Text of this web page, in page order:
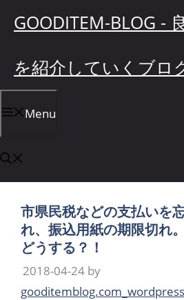
ツ
へ
ス
キ
GOODITEM-BLOG -
を紹介していくブロ
Menu
市県民税などの支払いを
れ、振込用紙の期限切れ。
どうする？！
2018-04-24 by
gooditemblog.com_wordpress_